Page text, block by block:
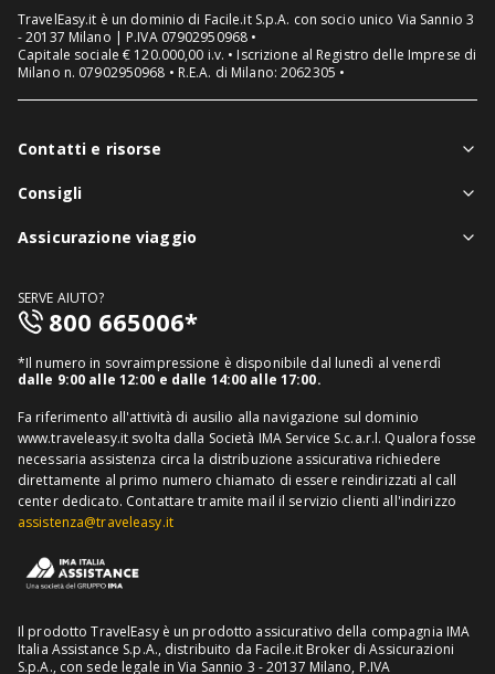
TravelEasy.it è un dominio di Facile.it S.p.A. con socio unico Via Sannio 3
- 20137 Milano | P.IVA 07902950968 •
Capitale sociale € 120.000,00 i.v. • Iscrizione al Registro delle Imprese di
Milano n. 07902950968 • R.E.A. di Milano: 2062305 •
Contatti e risorse
Chi siamo
FAQ
Mappa del sito
Informativa distributore
Consigli
Notizie viaggi
Assicurazione viaggio
Assicurazione viaggio annuale
Assicurazione medico sanitaria
Assicurazione viaggio USA
Assicurazione viaggio Thailandia
Assicurazione viaggio Cuba
SERVE AIUTO?
800 665006*
*Il numero in sovraimpressione è disponibile dal lunedì al venerdì
dalle 9:00 alle 12:00 e dalle 14:00 alle 17:00.
Fa riferimento all'attività di ausilio alla navigazione sul dominio
www.traveleasy.it svolta dalla Società IMA Service S.c.a.r.l. Qualora fosse
necessaria assistenza circa la distribuzione assicurativa richiedere
direttamente al primo numero chiamato di essere reindirizzati al call
center dedicato. Contattare tramite mail il servizio clienti all'indirizzo
assistenza@traveleasy.it
Il prodotto TravelEasy è un prodotto assicurativo della compagnia IMA
Italia Assistance S.p.A., distribuito da Facile.it Broker di Assicurazioni
S.p.A., con sede legale in Via Sannio 3 - 20137 Milano, P.IVA